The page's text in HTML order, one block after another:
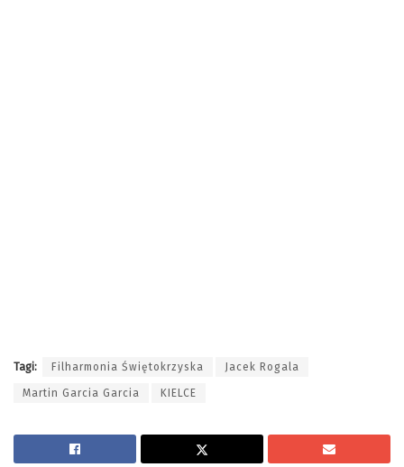
Tagi: Filharmonia Świętokrzyska Jacek Rogala
Martin Garcia Garcia KIELCE